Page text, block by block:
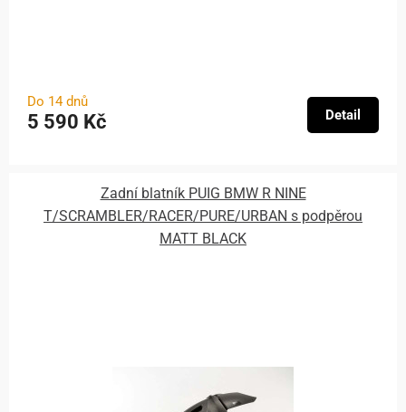
Do 14 dnů
5 590 Kč Detail
Zadní blatník PUIG BMW R NINE
T/SCRAMBLER/RACER/PURE/URBAN s podpěrou
MATT BLACK